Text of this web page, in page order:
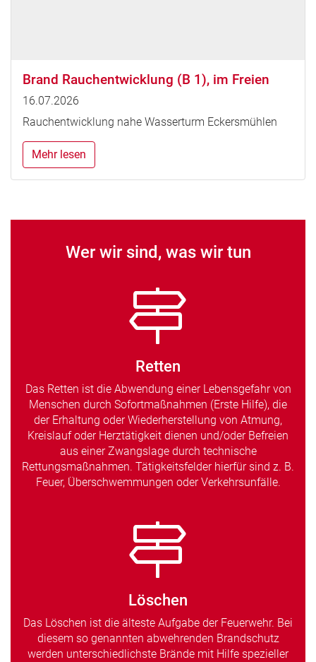
Brand Rauchentwicklung (B 1), im Freien
16.07.2026
Rauchentwicklung nahe Wasserturm Eckersmühlen
Mehr lesen
Wer wir sind, was wir tun
Retten
Das Retten ist die Abwendung einer Lebensgefahr von
Menschen durch Sofortmaßnahmen (Erste Hilfe), die
der Erhaltung oder Wiederherstellung von Atmung,
Kreislauf oder Herztätigkeit dienen und/oder Befreien
aus einer Zwangslage durch technische
Rettungsmaßnahmen. Tätigkeitsfelder hierfür sind z. B.
Feuer, Überschwemmungen oder Verkehrsunfälle.
Löschen
Das Löschen ist die älteste Aufgabe der Feuerwehr. Bei
diesem so genannten abwehrenden Brandschutz
werden unterschiedlichste Brände mit Hilfe spezieller